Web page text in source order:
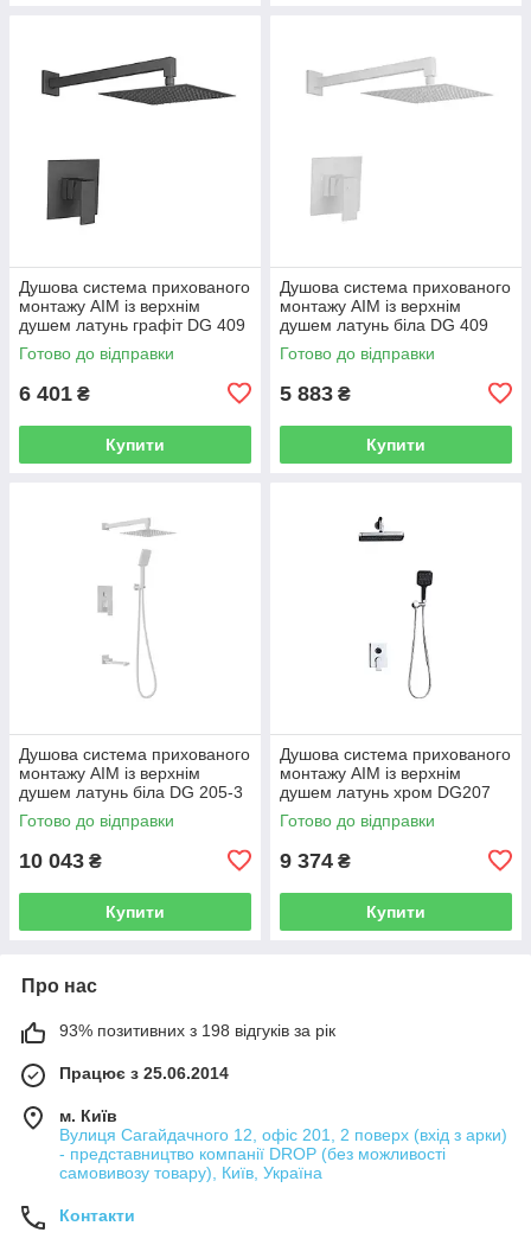
Душова система прихованого
монтажу AIM із верхнім
душем латунь графіт DG 409
gun grey
Готово до відправки
6 401 ₴
Купити
Душова система прихованого
монтажу AIM із верхнім
душем латунь біла DG 409
frosted white
Готово до відправки
5 883 ₴
Купити
Душова система прихованого
монтажу AIM із верхнім
душем латунь біла DG 205-3
frosted white
Готово до відправки
10 043 ₴
Купити
Душова система прихованого
монтажу AIM із верхнім
душем латунь хром DG207
chrome
Готово до відправки
9 374 ₴
Купити
Про нас
93% позитивних з 198 відгуків за рік
Працює з 25.06.2014
м. Київ
Вулиця Сагайдачного 12, офіс 201, 2 поверх (вхід з арки)
- представництво компанії DROP (без можливості
самовивозу товару), Київ, Україна
Контакти